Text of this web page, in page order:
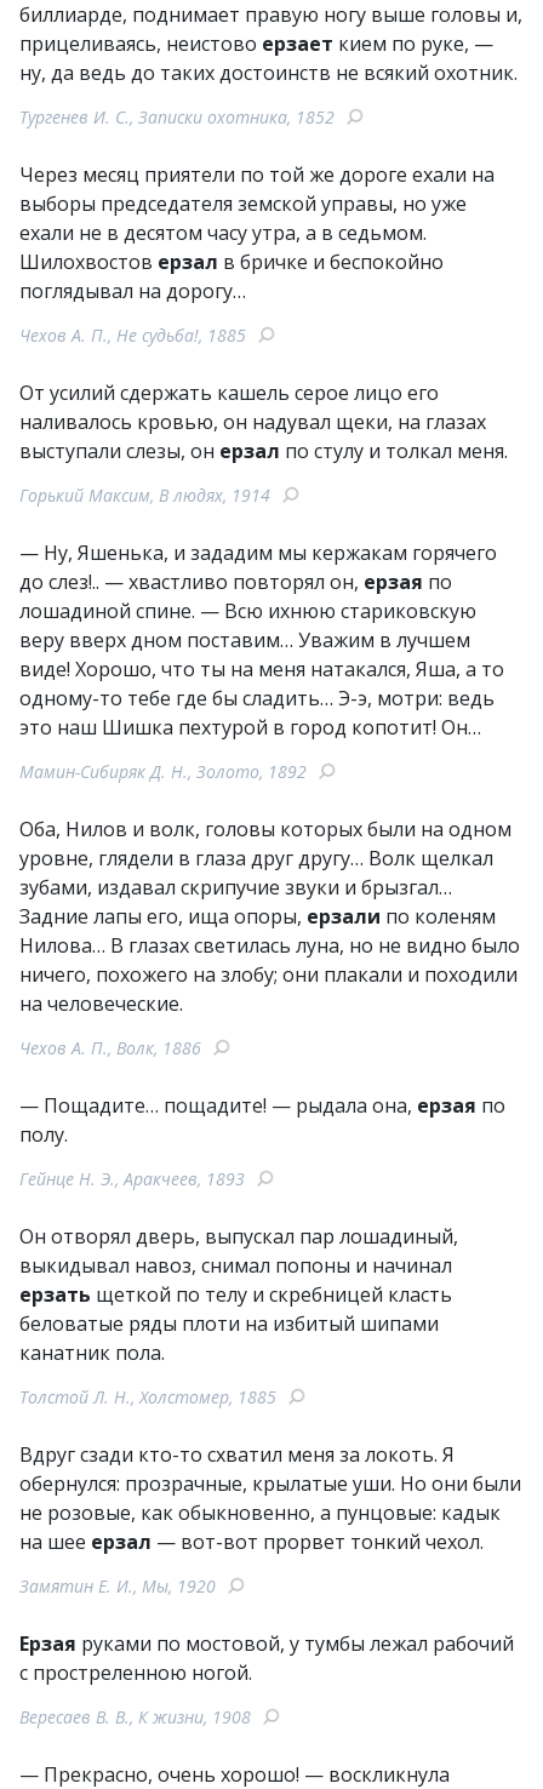
биллиарде, поднимает правую ногу выше головы и,
прицеливаясь, неистово ерзает кием по руке, —
ну, да ведь до таких достоинств не всякий охотник.
Тургенев И. С., Записки охотника, 1852
Через месяц приятели по той же дороге ехали на
выборы председателя земской управы, но уже
ехали не в десятом часу утра, а в седьмом.
Шилохвостов ерзал в бричке и беспокойно
поглядывал на дорогу…
Чехов А. П., Не судьба!, 1885
От усилий сдержать кашель серое лицо его
наливалось кровью, он надувал щеки, на глазах
выступали слезы, он ерзал по стулу и толкал меня.
Горький Максим, В людях, 1914
— Ну, Яшенька, и зададим мы кержакам горячего
до слез!.. — хвастливо повторял он, ерзая по
лошадиной спине. — Всю ихнюю стариковскую
веру вверх дном поставим… Уважим в лучшем
виде! Хорошо, что ты на меня натакался, Яша, а то
одному-то тебе где бы сладить… Э-э, мотри: ведь
это наш Шишка пехтурой в город копотит! Он…
Мамин-Сибиряк Д. Н., Золото, 1892
Оба, Нилов и волк, головы которых были на одном
уровне, глядели в глаза друг другу… Волк щелкал
зубами, издавал скрипучие звуки и брызгал…
Задние лапы его, ища опоры, ерзали по коленям
Нилова… В глазах светилась луна, но не видно было
ничего, похожего на злобу; они плакали и походили
на человеческие.
Чехов А. П., Волк, 1886
— Пощадите… пощадите! — рыдала она, ерзая по
полу.
Гейнце Н. Э., Аракчеев, 1893
Он отворял дверь, выпускал пар лошадиный,
выкидывал навоз, снимал попоны и начинал
ерзать щеткой по телу и скребницей класть
беловатые ряды плоти на избитый шипами
канатник пола.
Толстой Л. Н., Холстомер, 1885
Вдруг сзади кто-то схватил меня за локоть. Я
обернулся: прозрачные, крылатые уши. Но они были
не розовые, как обыкновенно, а пунцовые: кадык
на шее ерзал — вот-вот прорвет тонкий чехол.
Замятин Е. И., Мы, 1920
Ерзая руками по мостовой, у тумбы лежал рабочий
с простреленною ногой.
Вересаев В. В., К жизни, 1908
— Прекрасно, очень хорошо! — воскликнула